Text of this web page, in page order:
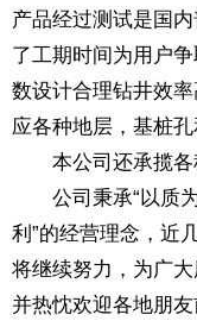
产品经过测试是国
了工期时间为用户
数设计合理钻井效
应各种地层，基桩
本公司还承揽各
公司秉承“以质为
利”的经营理念，近
将继续努力，为广
并热忱欢迎各地朋